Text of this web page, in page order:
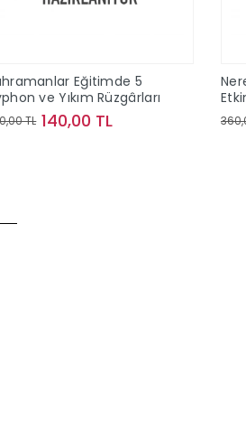
Eğitimde 5
ve Yıkım Rüzgârları
TL 140,00 TL